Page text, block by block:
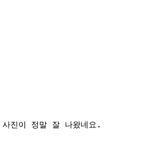
진이 정말 잘 나왔네요.